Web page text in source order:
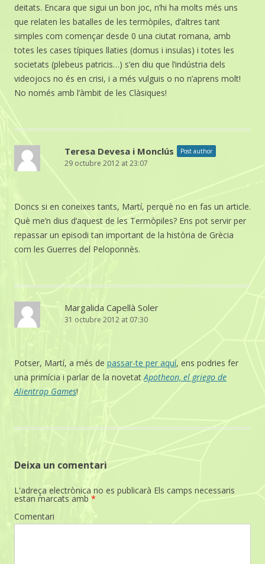
deitats. Encara que sigui un bon joc, n’hi ha molts més uns
que relaten les batalles de les termòpiles, d’altres tant
simples com començar desde 0 una ciutat romana, amb
totes les cases típiques llaties (domus i insulas) i totes les
societats (plebeus patricis…) s’en diu que l’indústria dels
videojocs no és en crisi, i a més vulguis o no n’aprens molt!
No només amb l’àmbit de les Clàsiques!
Teresa Devesa i Monclús Post author
29 octubre 2012 at 23:07
Doncs si en coneixes tants, Martí, perquè no en fas un article.
Què me’n dius d’aquest de les Termòpiles? Ens pot servir per
repassar un episodi tan important de la història de Grècia
com les Guerres del Peloponnès.
Margalida Capellà Soler
31 octubre 2012 at 07:30
Potser, Martí, a més de passar-te per aquí, ens podries fer
una primícia i parlar de la novetatApotheon, el griego de
Alientrap Games!
Deixa un comentari
L'adreça electrònica no es publicarà Els camps necessaris
estan marcats amb *
Comentari